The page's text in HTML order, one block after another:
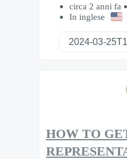
circa 2 anni fa
In inglese
HOW TO